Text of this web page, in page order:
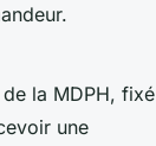
de la MDPH, fixé
une